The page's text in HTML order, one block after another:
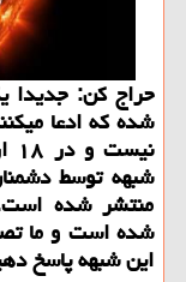
حراج كن:
شبهه توسط
منتشر شده
شده است و ما
این شبهه پاسخ